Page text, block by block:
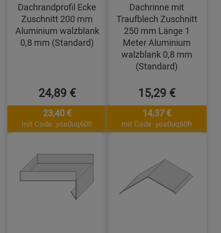
Dachrandprofil Ecke
Zuschnitt 200 mm
Aluminium walzblank
0,8 mm (Standard)
24,89 €
23,40 €
mit Code: yos0uq60fr
Dachrinne mit
Traufblech Zuschnitt
250 mm Länge 1
Meter Aluminium
walzblank 0,8 mm
(Standard)
15,29 €
14,37 €
mit Code: yos0uq60fr